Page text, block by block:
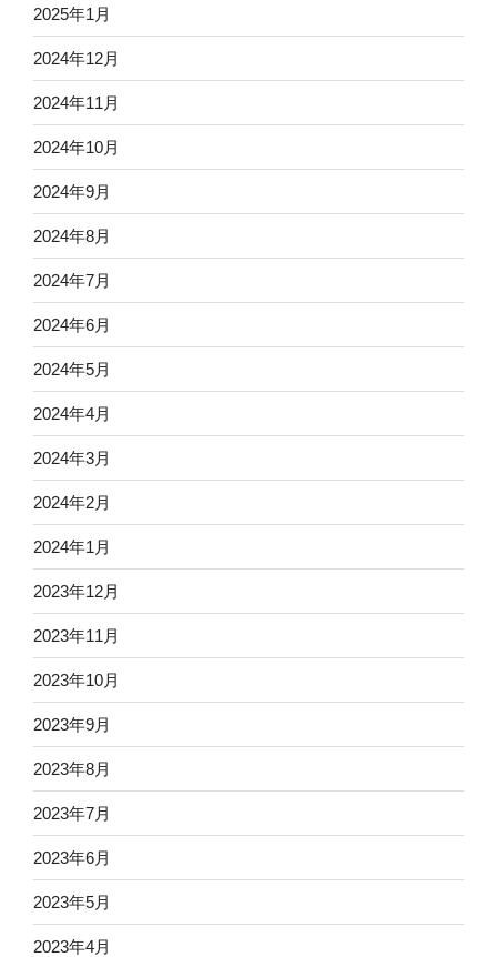
2025年1月
2024年12月
2024年11月
2024年10月
2024年9月
2024年8月
2024年7月
2024年6月
2024年5月
2024年4月
2024年3月
2024年2月
2024年1月
2023年12月
2023年11月
2023年10月
2023年9月
2023年8月
2023年7月
2023年6月
2023年5月
2023年4月